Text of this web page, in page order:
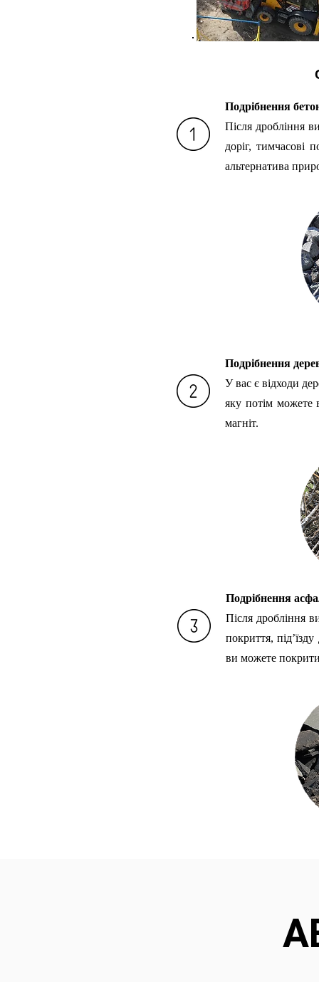
Подрібнення
Після дробління
доріг, тимчасові
альтернатива
Подрібнення
У вас є відходи
яку потім можете
магніт.
Подрібнення
Після дробління
покриття,
ви можете